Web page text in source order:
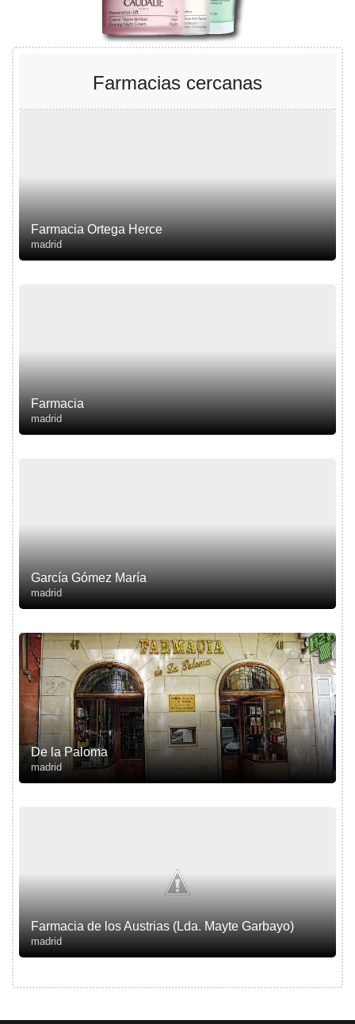
Farmacias cercanas
Farmacia Ortega Herce
madrid
Farmacia
madrid
García Gómez María
madrid
De la Paloma
madrid
Farmacia de los Austrias (Lda. Mayte Garbayo)
madrid